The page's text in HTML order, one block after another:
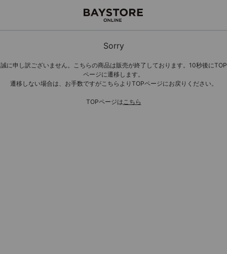
Sorry
誠に申し訳ございません。こちらの商品は販売が終了しております。10秒後にTOP
ページに遷移します。
遷移しない場合は、お手数ですがこちらよりTOPページにお戻りください。
TOPページはこちら